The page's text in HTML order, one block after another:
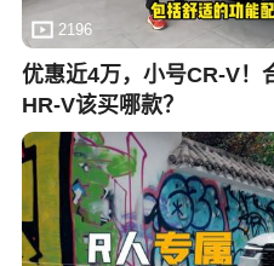
2196
优惠近4万，小号CR-V！
HR-V该买哪款？